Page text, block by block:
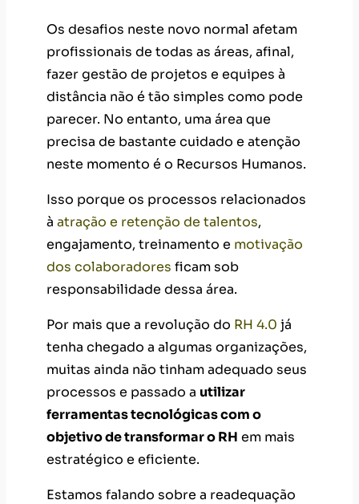
Os desafios neste novo normal afetam
profissionais de todas as áreas, afinal,
fazer gestão de projetos e equipes à
distância não é tão simples como pode
parecer. No entanto, uma área que
precisa de bastante cuidado e atenção
neste momento é o Recursos Humanos.
Isso porque os processos relacionados
à atração e retenção de talentos,
engajamento, treinamento e motivação
dos colaboradores ficam sob
responsabilidade dessa área.
Por mais que a revolução do RH 4.0 já
tenha chegado a algumas organizações,
muitas ainda não tinham adequado seus
processos e passado a utilizar
ferramentas tecnológicas com o
objetivo de transformar o RH em mais
estratégico e eficiente.
Estamos falando sobre a readequação